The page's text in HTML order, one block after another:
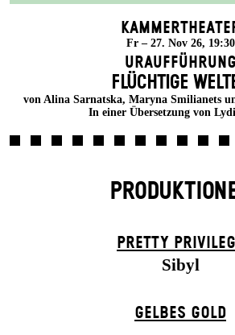
Fr – 27. Nov 26, 19:30
Uraufführung
FLÜCHTIGE
von Alina Sarnatska, Maryna Smilianets
In einer Übersetzung von
PRETTY
Sibyl
GELBES GOLD